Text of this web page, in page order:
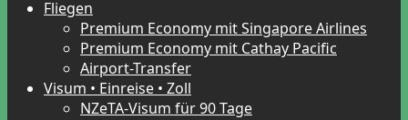
Fliegen
Premium Economy mit Singapore Airlines
Premium Economy mit Cathay Pacific
Airport-Transfer
Visum • Einreise • Zoll
NZeTA-Visum für 90 Tage